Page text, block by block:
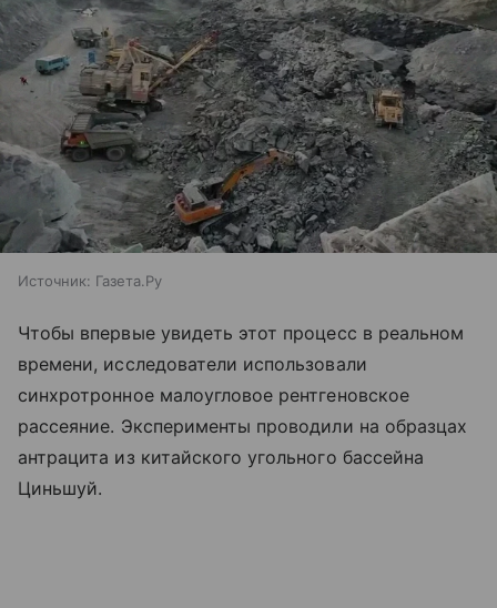
Источник: Газета.Ру
Чтобы впервые увидеть этот процесс в реальном
времени, исследователи использовали
синхротронное малоугловое рентгеновское
рассеяние. Эксперименты проводили на образцах
антрацита из китайского угольного бассейна
Циньшуй.